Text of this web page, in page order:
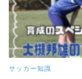
サッカー知識